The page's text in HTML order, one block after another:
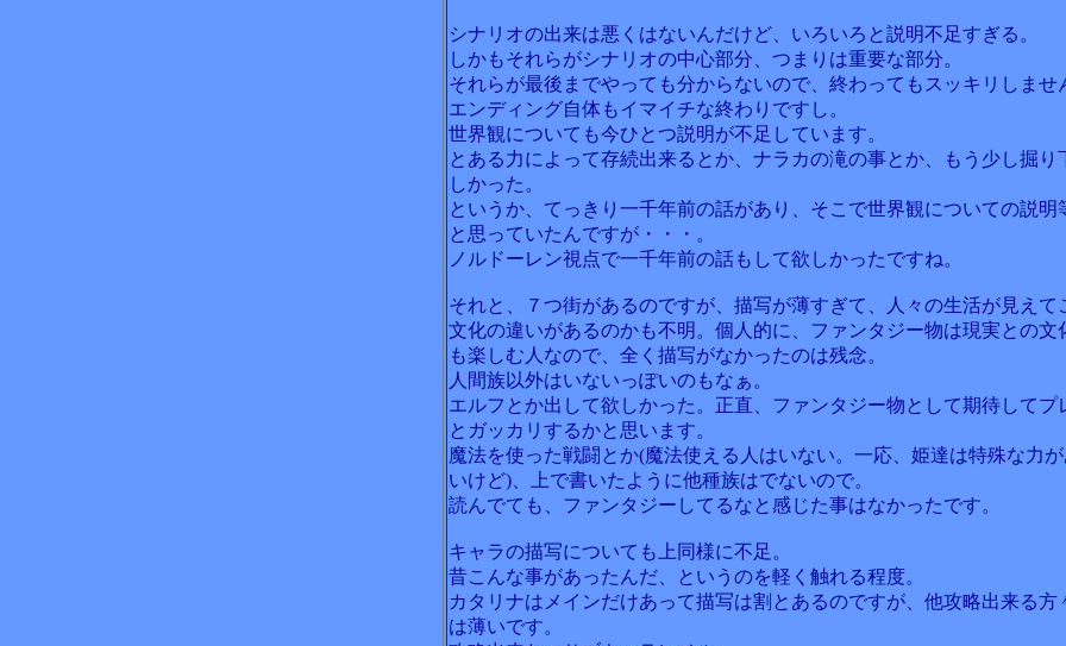
シナリオの出来は悪くはないんだけど、いろいろと説明不足すぎる。
しかもそれらがシナリオの中心部分、つまりは重要な部分。
それらが最後までやっても分からないので、終わってもスッキリしませ
エンディング自体もイマイチな終わりですし。
世界観についても今ひとつ説明が不足しています。
とある力によって存続出来るとか、ナラカの滝の事とか、もう少し掘り
しかった。
というか、てっきり一千年前の話があり、そこで世界観についての説明
と思っていたんですが・・・。
ノルドーレン視点で一千年前の話もして欲しかったですね。
それと、７つ街があるのですが、描写が薄すぎて、人々の生活が見えて
文化の違いがあるのかも不明。個人的に、ファンタジー物は現実との文
も楽しむ人なので、全く描写がなかったのは残念。
人間族以外はいないっぽいのもなぁ。
エルフとか出して欲しかった。正直、ファンタジー物として期待してプ
とガッカリするかと思います。
魔法を使った戦闘とか(魔法使える人はいない。一応、姫達は特殊な力
いけど)、上で書いたように他種族はでないので。
読んでても、ファンタジーしてるなと感じた事はなかったです。
キャラの描写についても上同様に不足。
昔こんな事があったんだ、というのを軽く触れる程度。
カタリナはメインだけあって描写は割とあるのですが、他攻略出来る方
は薄いです。